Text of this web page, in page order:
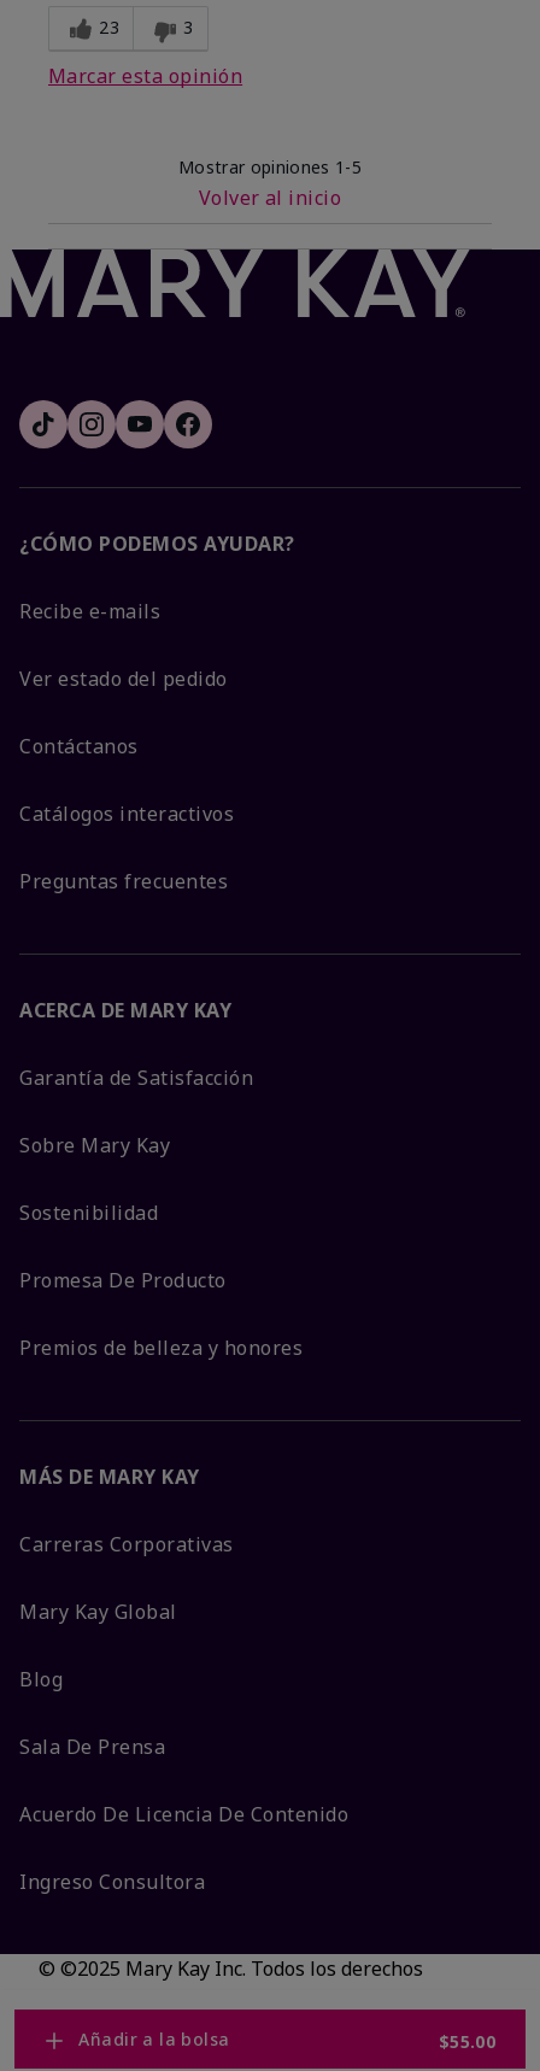
Añadir a la bolsa $55.00
23 3
Marcar esta opinión
Mostrar opiniones 1-5
Volver al inicio
¿CÓMO PODEMOS AYUDAR?
Recibe e-mails
Ver estado del pedido
Contáctanos
Catálogos interactivos
Preguntas frecuentes
ACERCA DE MARY KAY
Garantía de Satisfacción
Sobre Mary Kay
Sostenibilidad
Promesa De Producto
Premios de belleza y honores
MÁS DE MARY KAY
Carreras Corporativas
Mary Kay Global
Blog
Sala De Prensa
Acuerdo De Licencia De Contenido
Ingreso Consultora
© ©2025 Mary Kay Inc. Todos los derechos
Código DSA/Queja al Código
Privacidad